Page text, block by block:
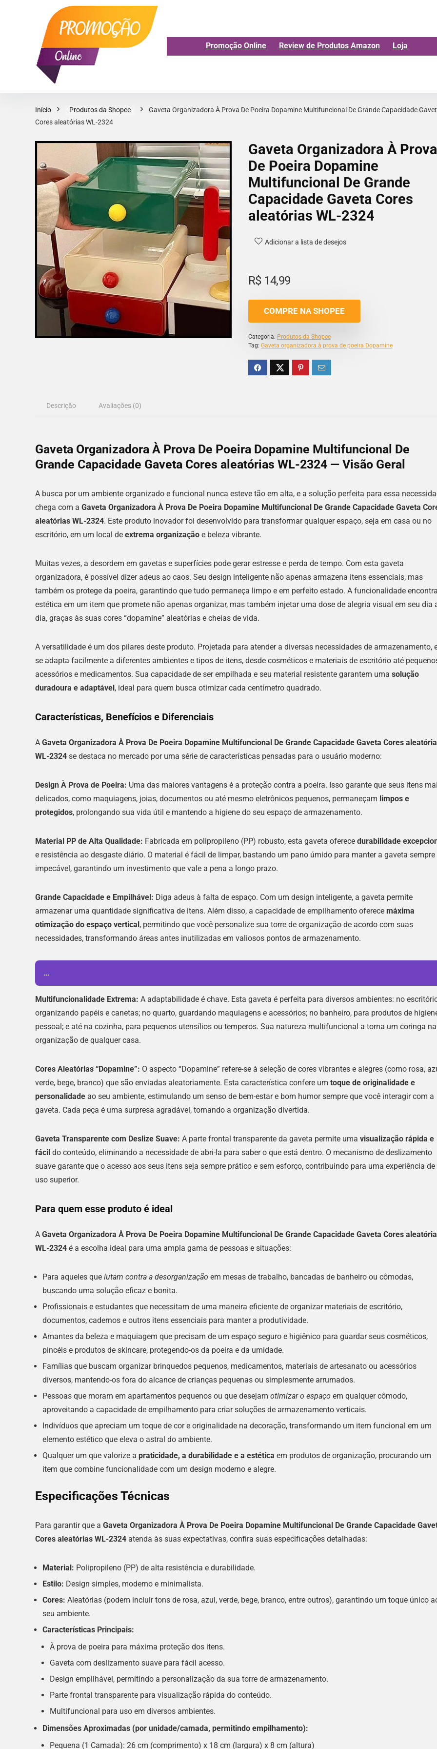
Promoção Online Review de Produtos Amazon Loja
Início Produtos da Shopee
Gaveta Organizadora À Prova De Poeira Dopamine Multifuncional De Grande Capacidade
Cores aleatórias WL-2324
Gaveta Organizadora À Prova
De Poeira Dopamine
Multifuncional De Grande
Capacidade Gaveta Cores
aleatórias WL-2324
Adicionar a lista de desejos
R$14,99
COMPRE NA SHOPEE
Categoria: Produtos da Shopee
Tag: Gaveta organizadora à prova de poeira Dopamine
Descrição Avaliações (0)
Gaveta Organizadora À Prova De Poeira Dopamine Multifuncional De
Grande Capacidade Gaveta Cores aleatórias WL-2324 — Visão Geral
A busca por um ambiente organizado e funcional nunca esteve tão em alta, e a solução perfeita para essa
chega com a Gaveta Organizadora À Prova De Poeira Dopamine Multifuncional De Grande Capacidade Gaveta
aleatórias WL-2324. Este produto inovador foi desenvolvido para transformar qualquer espaço, seja em casa ou no
escritório, em um local de extrema organização e beleza vibrante.
Muitas vezes, a desordem em gavetas e superfícies pode gerar estresse e perda de tempo. Com esta gaveta
organizadora, é possível dizer adeus ao caos. Seu design inteligente não apenas armazena itens essenciais, mas
também os protege da poeira, garantindo que tudo permaneça limpo e em perfeito estado. A funcionalidade
estética em um item que promete não apenas organizar, mas também injetar uma dose de alegria visual em seu dia
dia, graças às suas cores “dopamine” aleatórias e cheias de vida.
A versatilidade é um dos pilares deste produto. Projetada para atender a diversas necessidades de armazenamento,
se adapta facilmente a diferentes ambientes e tipos de itens, desde cosméticos e materiais de escritório até
acessórios e medicamentos. Sua capacidade de ser empilhada e seu material resistente garantem uma solução
duradoura e adaptável , ideal para quem busca otimizar cada centímetro quadrado.
Características, Benefícios e Diferenciais
A Gaveta Organizadora À Prova De Poeira Dopamine Multifuncional De Grande Capacidade Gaveta Cores
WL-2324 se destaca no mercado por uma série de características pensadas para o usuário moderno:
Design À Prova de Poeira: Uma das maiores vantagens é a proteção contra a poeira. Isso garante que seus itens
delicados, como maquiagens, joias, documentos ou até mesmo eletrônicos pequenos, permaneçam limpos e
protegidos, prolongando sua vida útil e mantendo a higiene do seu espaço de armazenamento.
Material PP de Alta Qualidade: Fabricada em polipropileno (PP) robusto, esta gaveta oferece durabilidade
e resistência ao desgaste diário. O material é fácil de limpar, bastando um pano úmido para manter a gaveta sempre
impecável, garantindo um investimento que vale a pena a longo prazo.
Grande Capacidade e Empilhável: Diga adeus à falta de espaço. Com um design inteligente, a gaveta permite
armazenar uma quantidade significativa de itens. Além disso, a capacidade de empilhamento oferece máxima
otimização do espaço vertical , permitindo que você personalize sua torre de organização de acordo com suas
necessidades, transformando áreas antes inutilizadas em valiosos pontos de armazenamento.
...
Multifuncionalidade Extrema: A adaptabilidade é chave. Esta gaveta é perfeita para diversos ambientes: no
organizando papéis e canetas; no quarto, guardando maquiagens e acessórios; no banheiro, para produtos de
pessoal; e até na cozinha, para pequenos utensílios ou temperos. Sua natureza multifuncional a torna um coringa na
organização de qualquer casa.
Cores Aleatórias “Dopamine”: O aspecto “Dopamine” refere-se à seleção de cores vibrantes e alegres (como rosa,
verde, bege, branco) que são enviadas aleatoriamente. Esta característica confere um toque de originalidade e
personalidade ao seu ambiente, estimulando um senso de bem-estar e bom humor sempre que você interagir com a
gaveta. Cada peça é uma surpresa agradável, tornando a organização divertida.
Gaveta Transparente com Deslize Suave: A parte frontal transparente da gaveta permite uma visualização rápida e
fácil do conteúdo, eliminando a necessidade de abri-la para saber o que está dentro. O mecanismo de deslizamento
suave garante que o acesso aos seus itens seja sempre prático e sem esforço, contribuindo para uma experiência de
uso superior.
Para quem esse produto é ideal
A Gaveta Organizadora À Prova De Poeira Dopamine Multifuncional De Grande Capacidade Gaveta Cores
WL-2324 é a escolha ideal para uma ampla gama de pessoas e situações:
Para aqueles que lutam contra a desorganização em mesas de trabalho, bancadas de banheiro ou cômodas,
buscando uma solução eficaz e bonita.
Profissionais e estudantes que necessitam de uma maneira eficiente de organizar materiais de escritório,
documentos, cadernos e outros itens essenciais para manter a produtividade.
Amantes da beleza e maquiagem que precisam de um espaço seguro e higiênico para guardar seus cosméticos,
pincéis e produtos de skincare, protegendo-os da poeira e da umidade.
Famílias que buscam organizar brinquedos pequenos, medicamentos, materiais de artesanato ou acessórios
diversos, mantendo-os fora do alcance de crianças pequenas ou simplesmente arrumados.
Pessoas que moram em apartamentos pequenos ou que desejam otimizar o espaço em qualquer cômodo,
aproveitando a capacidade de empilhamento para criar soluções de armazenamento verticais.
Indivíduos que apreciam um toque de cor e originalidade na decoração, transformando um item funcional em um
elemento estético que eleva o astral do ambiente.
Qualquer um que valorize a praticidade, a durabilidade e a estética em produtos de organização, procurando um
item que combine funcionalidade com um design moderno e alegre.
Especificações Técnicas
Para garantir que a Gaveta Organizadora À Prova De Poeira Dopamine Multifuncional De Grande Capacidade
Cores aleatórias WL-2324 atenda às suas expectativas, confira suas especificações detalhadas:
Material: Polipropileno (PP) de alta resistência e durabilidade.
Estilo: Design simples, moderno e minimalista.
Cores: Aleatórias (podem incluir tons de rosa, azul, verde, bege, branco, entre outros), garantindo um toque único
seu ambiente.
Características Principais:
À prova de poeira para máxima proteção dos itens.
Gaveta com deslizamento suave para fácil acesso.
Design empilhável, permitindo a personalização da sua torre de armazenamento.
Parte frontal transparente para visualização rápida do conteúdo.
Multifuncional para uso em diversos ambientes.
Dimensões Aproximadas (por unidade/camada, permitindo empilhamento):
Pequena (1 Camada): 26 cm (comprimento) x 18 cm (largura) x 8 cm (altura)